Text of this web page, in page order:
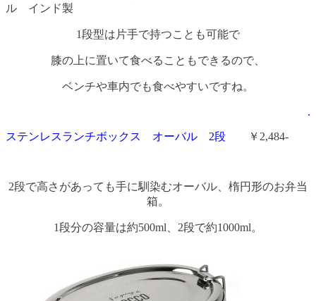
ル インド製
1段型は片手で持つことも可能で
膝の上に置いて食べることもできるので、
ベンチや車内でも食べやすいですね。
.
ステンレスランチボックス オーバル 2段 ￥2,484-
2段で高さがあっても手に馴染むオーバル、楕円形のお弁当
箱。
1段分の容量は約500ml、2段で約1000ml。